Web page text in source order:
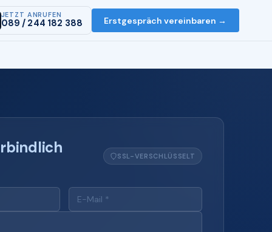
JETZT ANRUFEN
089 / 244 182 388 Erstgespräch vereinbaren →
SSL-VERSCHLÜSSELT